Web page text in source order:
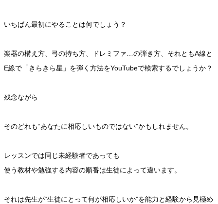
いちばん最初にやることは何でしょう？
楽器の構え方、弓の持ち方、ドレミファ…の弾き方、それともA線と
E線で「きらきら星」を弾く方法をYouTubeで検索するでしょうか？
残念ながら
そのどれも“あなたに相応しいものではない”かもしれません。
レッスンでは同じ未経験者であっても
使う教材や勉強する内容の順番は生徒によって違います。
それは先生が“生徒にとって何が相応しいか”を能力と経験から見極め